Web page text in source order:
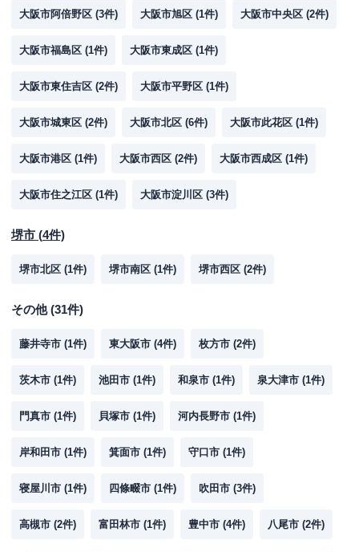
大阪市阿倍野区 (3件) 大阪市旭区 (1件) 大阪市中央区 (2件)
大阪市福島区 (1件) 大阪市東成区 (1件)
大阪市東住吉区 (2件) 大阪市平野区 (1件)
大阪市城東区 (2件) 大阪市北区 (6件) 大阪市此花区 (1件)
大阪市港区 (1件) 大阪市西区 (2件) 大阪市西成区 (1件)
大阪市住之江区 (1件) 大阪市淀川区 (3件)
堺市 (4件)
堺市北区 (1件) 堺市南区 (1件) 堺市西区 (2件)
その他(31件)
藤井寺市 (1件) 東大阪市 (4件) 枚方市 (2件)
茨木市 (1件) 池田市 (1件) 和泉市 (1件) 泉大津市 (1件)
門真市 (1件) 貝塚市 (1件) 河内長野市 (1件)
岸和田市 (1件) 箕面市 (1件) 守口市 (1件)
寝屋川市 (1件) 四條畷市 (1件) 吹田市 (3件)
高槻市 (2件) 富田林市 (1件) 豊中市 (4件) 八尾市 (2件)